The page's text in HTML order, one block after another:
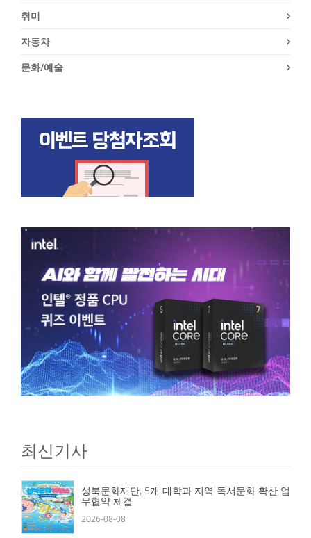
취미
자동차
문화/예술
최신기사
성북문화재단, 5개 대학과 지역 독서문화 확산 업
무협약 체결
2026-08-08